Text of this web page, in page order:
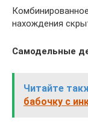
нахождения
Самодельные
Читайте
бабочку с